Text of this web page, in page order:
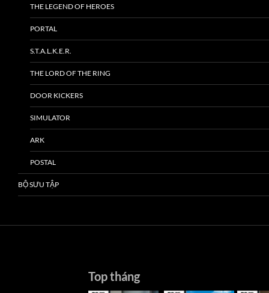
THE LEGEND OF HEROES
PORTAL
S.T.A.L.K.E.R.
THE LORD OF THE RING
DOOR KICKERS
SIMULATOR
ARK
POSTAL
BỘ SƯU TẬP
Top tháng